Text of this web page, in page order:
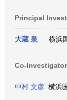
Principal
大蔵 泉 横浜
Co-
中村 文彦 横浜